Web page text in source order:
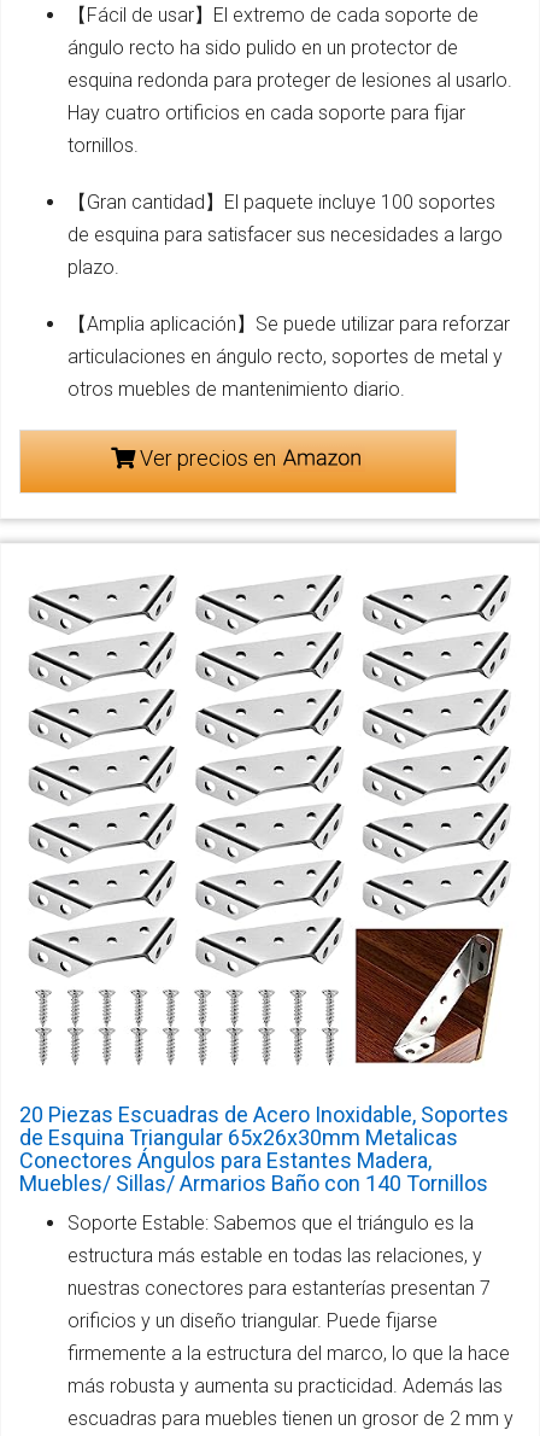
【Fácil de usar】El extremo de cada soporte de
ángulo recto ha sido pulido en un protector de
esquina redonda para proteger de lesiones al usarlo.
Hay cuatro ortificios en cada soporte para fijar
tornillos.
【Gran cantidad】El paquete incluye 100 soportes
de esquina para satisfacer sus necesidades a largo
plazo.
【Amplia aplicación】Se puede utilizar para reforzar
articulaciones en ángulo recto, soportes de metal y
otros muebles de mantenimiento diario.
Ver precios en
20 Piezas Escuadras de Acero Inoxidable, Soportes
de Esquina Triangular 65x26x30mm Metalicas
Conectores Ángulos para Estantes Madera,
Muebles/ Sillas/ Armarios Baño con 140 Tornillos
Soporte Estable: Sabemos que el triángulo es la
estructura más estable en todas las relaciones, y
nuestras conectores para estanterías presentan 7
orificios y un diseño triangular. Puede fijarse
firmemente a la estructura del marco, lo que la hace
más robusta y aumenta su practicidad. Además las
escuadras para muebles tienen un grosor de 2 mm y